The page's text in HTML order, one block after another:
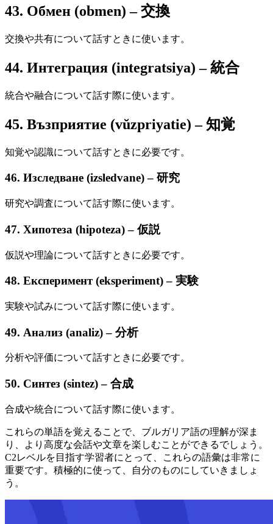
43. Обмен (obmen) – 交換
交換や共有について話すときに使います。
44. Интеграция (integratsiya) – 統合
統合や融合について話す際に使います。
45. Възприятие (vŭzpriyatie) – 知覚
知覚や認識について話すときに必要です。
46. Изследване (izsledvane) – 研究
研究や調査について話す際に使います。
47. Хипотеза (hipoteza) – 仮説
仮説や理論について話すときに必要です。
48. Експеримент (eksperiment) – 実験
実験や試みについて話す際に使います。
49. Анализ (analiz) – 分析
分析や評価について話すときに必要です。
50. Синтез (sintez) – 合成
合成や統合について話す際に使います。
これらの単語を覚えることで、ブルガリア語の理解が深ま
り、より高度な会話や文章を楽しむことができるでしょう。
C2レベルを目指す学習者にとって、これらの語彙は非常に
重要です。積極的に使って、自分のものにしていきましょ
う。